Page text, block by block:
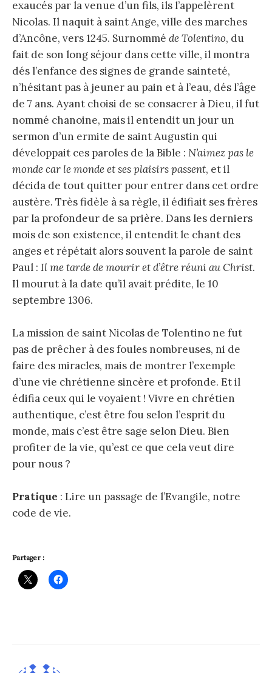
exaucés par la venue d’un fils, ils l’appelèrent
Nicolas. Il naquit à saint Ange, ville des marches
d’Ancône, vers 1245. Surnommé de Tolentino, du
fait de son long séjour dans cette ville, il montra
dés l’enfance des signes de grande sainteté,
n’hésitant pas à jeuner au pain et à l’eau, dés l’âge
de 7 ans. Ayant choisi de se consacrer à Dieu, il fut
nommé chanoine, mais il entendit un jour un
sermon d’un ermite de saint Augustin qui
développait ces paroles de la Bible : N’aimez pas le
monde car le monde et ses plaisirs passent, et il
décida de tout quitter pour entrer dans cet ordre
austère. Très fidèle à sa règle, il édifiait ses frères
par la profondeur de sa prière. Dans les derniers
mois de son existence, il entendit le chant des
anges et répétait alors souvent la parole de saint
Paul : Il me tarde de mourir et d’être réuni au Christ.
Il mourut à la date qu’il avait prédite, le 10
septembre 1306.
La mission de saint Nicolas de Tolentino ne fut
pas de prêcher à des foules nombreuses, ni de
faire des miracles, mais de montrer l’exemple
d’une vie chrétienne sincère et profonde. Et il
édifia ceux qui le voyaient ! Vivre en chrétien
authentique, c’est être fou selon l’esprit du
monde, mais c’est être sage selon Dieu. Bien
profiter de la vie, qu’est ce que cela veut dire
pour nous ?
Pratique : Lire un passage de l’Evangile, notre
code de vie.
Partager :